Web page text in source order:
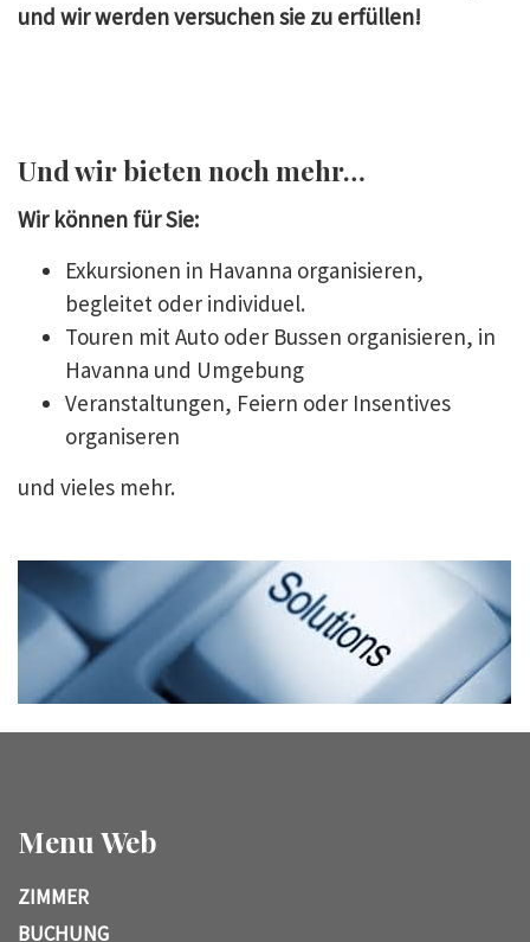
und wir werden versuchen sie zu erfüllen!
Und wir bieten noch mehr…
Wir können für Sie:
Exkursionen in Havanna organisieren,
begleitet oder individuel.
Touren mit Auto oder Bussen organisieren, in
Havanna und Umgebung
Veranstaltungen, Feiern oder Insentives
organiseren
und vieles mehr.
Menu Web
ZIMMER
BUCHUNG